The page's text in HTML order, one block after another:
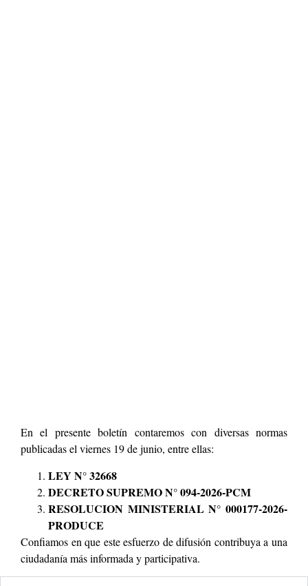
En el presente boletín contaremos con diversas normas
publicadas el viernes 19 de junio, entre ellas:
LEY N° 32668
DECRETO SUPREMO N° 094-2026-PCM
RESOLUCION MINISTERIAL N° 000177-2026-
PRODUCE
Confiamos en que este esfuerzo de difusión contribuya a una
ciudadanía más informada y participativa.